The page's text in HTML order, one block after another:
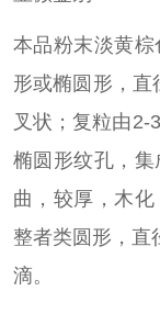
本品粉末淡黄
形或椭圆形，直
叉状；复粒由2-
椭圆形纹孔，
曲，较厚，木
整者类圆形，直
滴。